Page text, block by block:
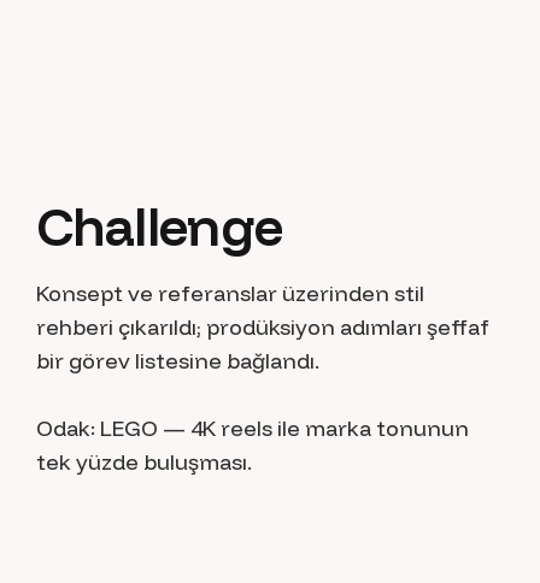
Challenge
Konsept ve referanslar üzerinden stil
rehberi çıkarıldı; prodüksiyon adımları şeffaf
bir görev listesine bağlandı.
Odak: LEGO — 4K reels ile marka tonunun
tek yüzde buluşması.